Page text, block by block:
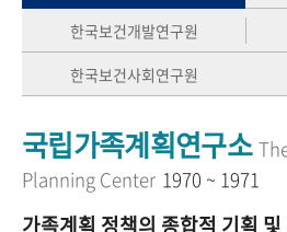
VR 역사관한국보건개발연구원
한국보건사회연구원
국립가족계획연구소
Planning Center 1970 ~ 1971
가족계획 정책의 종합적 기획